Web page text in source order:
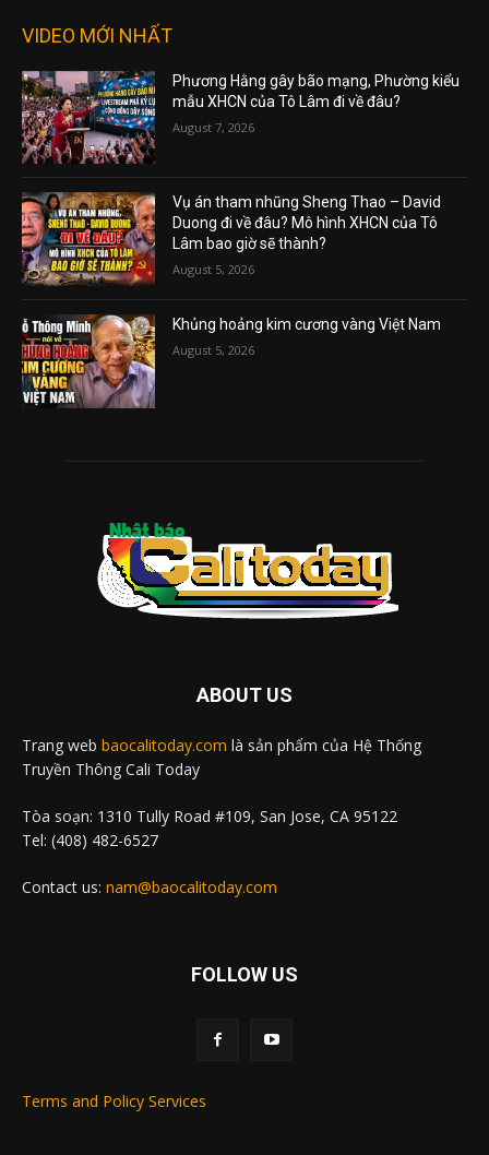
VIDEO MỚI NHẤT
Phương Hằng gây bão mạng, Phường kiểu
mẫu XHCN của Tô Lâm đi về đâu?
August 7, 2026
Vụ án tham nhũng Sheng Thao – David
Duong đi về đâu? Mô hình XHCN của Tô
Lâm bao giờ sẽ thành?
August 5, 2026
Khủng hoảng kim cương vàng Việt Nam
August 5, 2026
ABOUT US
Trang web baocalitoday.com là sản phẩm của Hệ Thống
Truyền Thông Cali Today
Tòa soạn: 1310 Tully Road #109, San Jose, CA 95122
Tel: (408) 482-6527
Contact us: nam@baocalitoday.com
FOLLOW US
Terms and Policy Services